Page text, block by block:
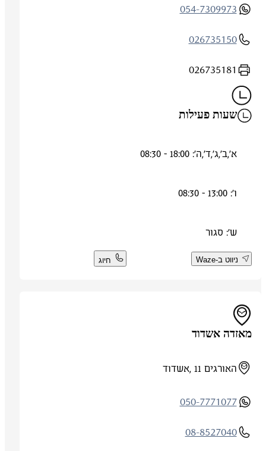
054-7309973
026735150
026735181
שעות פעילות
א',ב',ג',ד',ה': 18:00 - 08:30
ש': סגור
ניווט ב-Waze חיוג
מאזדה אשדוד
האורגים 11 ,אשדוד
050-7771077
08-8527040